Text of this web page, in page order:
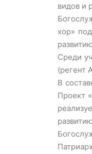
видов и
хор»
Среди
(регент
В
Проект